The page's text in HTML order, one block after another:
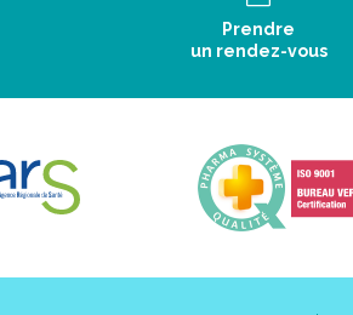
excessifs apparaît. Il faut donc
interface qui permette de
fait le gel silicone Epithelium
Une pastille d’ Epithelium
permet de limiter les
liées au manque de place
Mise en place de la
Prendre
un rendez-vous